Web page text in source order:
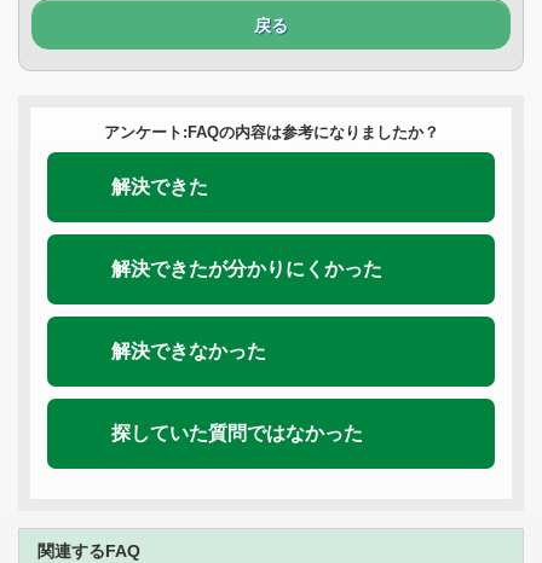
戻る
アンケート:FAQの内容は参考になりましたか？
解決できた
解決できたが分かりにくかった
解決できなかった
探していた質問ではなかった
関連するFAQ